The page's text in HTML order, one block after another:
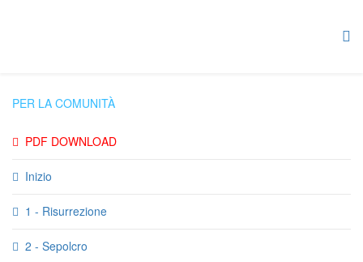
PER LA COMUNITÀ
PDF DOWNLOAD
Inizio
1 - Risurrezione
2 - Sepolcro